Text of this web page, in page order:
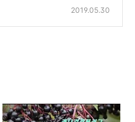
2019.05.30